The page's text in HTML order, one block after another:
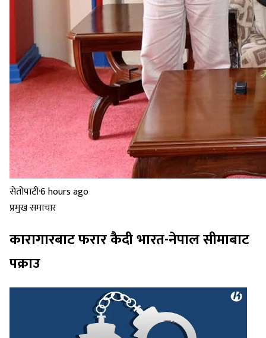
सेतोपाटी·6 hours ago
प्रमुख समाचार
कारागारबाट फरार कैदी भारत-नेपाल सीमाबाट
पक्राउ